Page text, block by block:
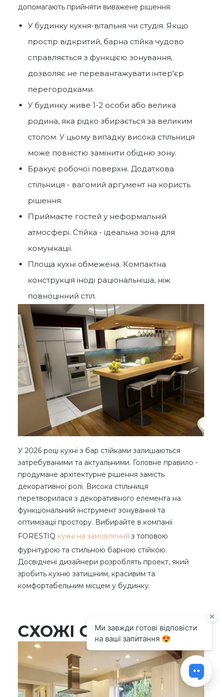
допомагають прийняти виважене рішення:
У будинку кухня-вітальня чи студія. Якщо
простір відкритий, барна стійка чудово
справляється з функцією зонування,
дозволяє не перевантажувати інтер'єр
перегородками.
У будинку живе 1-2 особи або велика
родина, яка рідко збирається за великим
столом. У цьому випадку висока стільниця
може повністю замінити обідню зону.
Бракує робочої поверхні. Додаткова
стільниця - вагомий аргумент на користь
рішення.
Приймаєте гостей у неформальній
атмосфері. Стійка - ідеальна зона для
комунікації.
Площа кухні обмежена. Компактна
конструкція іноді раціональніша, ніж
повноцінний стіл.
У 2026 році кухні з бар стійками залишаються
затребуваними та актуальними. Головне правило -
продумане архітектурне рішення замість
декоративної ролі. Висока стільниця
перетворилася з декоративного елемента на
функціональний інструмент зонування та
оптимізації простору. Вибирайте в компанії
FORESTIQ кухні на замовлення з топовою
фурнітурою та стильною барною стійкою.
Досвідчені дизайнери розроблять проект, який
зробить кухню затишним, красивим та
комфортабельним місцем у будинку.
СХОЖІ СТАТТІ